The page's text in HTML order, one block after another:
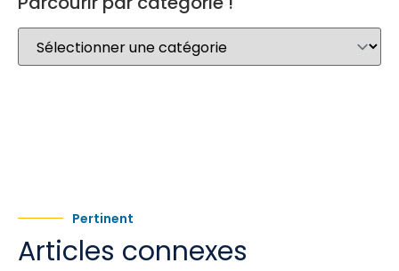
Pertinent
Articles connexes